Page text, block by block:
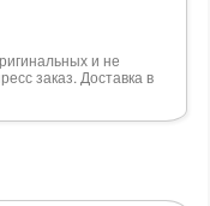
и не
заказ. Доставка в